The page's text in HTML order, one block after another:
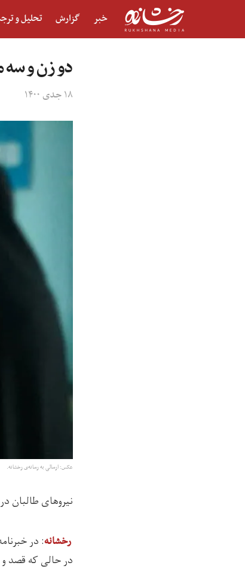
خبر گزارش تحلیل و
دو زن و سه
۱۸ جدی ۱۴۰۰
عکس: ارسالی به رسانه‌ی رخشانه.
نیروهای طالبان
رخشانه: در
در حالی که قصد و